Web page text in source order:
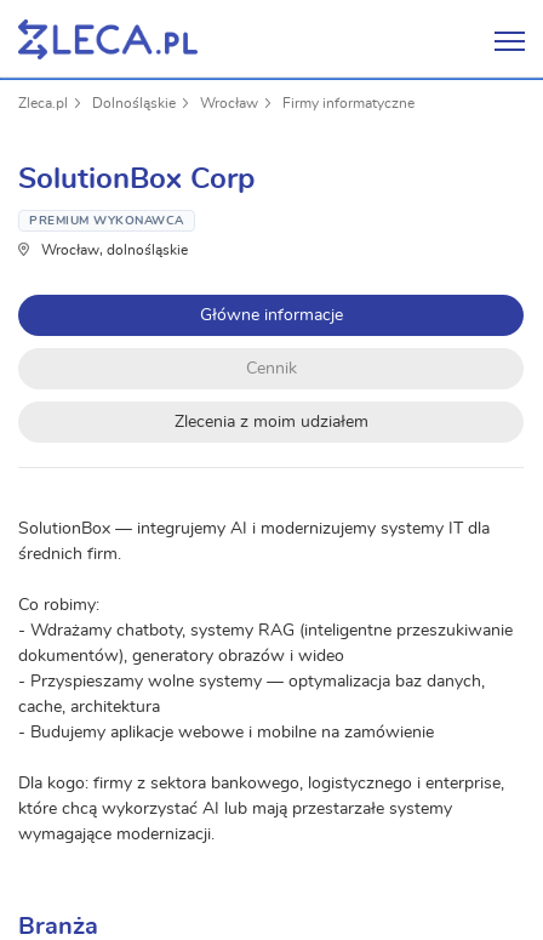
Zleca.pl Dolnośląskie Wrocław Firmy informatyczne
SolutionBox Corp
PREMIUM WYKONAWCA
Wrocław, dolnośląskie
Główne informacje
Cennik
Zlecenia z moim udziałem
SolutionBox — integrujemy AI i modernizujemy systemy IT dla
średnich firm.
Co robimy:
- Wdrażamy chatboty, systemy RAG (inteligentne przeszukiwanie
dokumentów), generatory obrazów i wideo
- Przyspieszamy wolne systemy — optymalizacja baz danych,
cache, architektura
- Budujemy aplikacje webowe i mobilne na zamówienie
Dla kogo: firmy z sektora bankowego, logistycznego i enterprise,
które chcą wykorzystać AI lub mają przestarzałe systemy
wymagające modernizacji.
Branża